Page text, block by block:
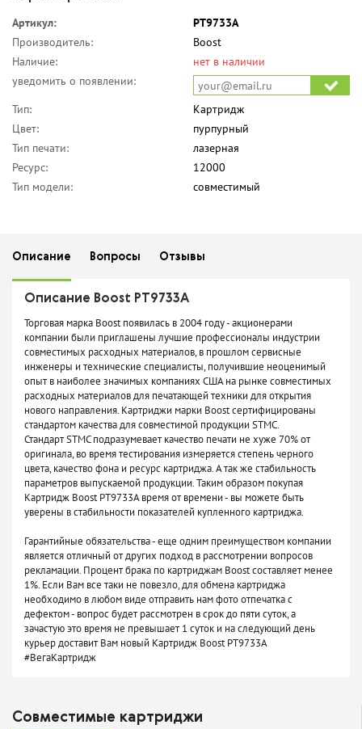
Артикул:
PT9733A
Производитель:
Boost
Наличие:
нет в наличии
уведомить о появлении:
Тип:
Картридж
Цвет:
пурпурный
Тип печати:
лазерная
Ресурс:
12000
Тип модели:
совместимый
Описание Вопросы Отзывы
Описание Boost PT9733A
Торговая марка Boost появилась в 2004 году - акционерами
компании были приглашены лучшие профессионалы индустрии
совместимых расходных материалов, в прошлом сервисные
инженеры и технические специалисты, получившие неоценимый
опыт в наиболее значимых компаниях США на рынке совместимых
расходных материалов для печатающей техники для открытия
нового направления. Картриджи марки Boost сертифицированы
стандартом качества для совместимой продукции STMC.
Стандарт STMC подразумевает качество печати не хуже 70% от
оригинала, во время тестирования измеряется степень черного
цвета, качество фона и ресурс картриджа. А так же стабильность
параметров выпускаемой продукции. Таким образом покупая
Картридж Boost PT9733A время от времени - вы можете быть
уверены в стабильности показателей купленного картриджа.
Гарантийные обязательства - еще одним преимуществом компании
является отличный от других подход в рассмотрении вопросов
рекламации. Процент брака по картриджам Boost составляет менее
1%. Если Вам все таки не повезло, для обмена картриджа
необходимо в любом виде отправить нам фото отпечатка с
дефектом - вопрос будет рассмотрен в срок до пяти суток, а
зачастую это время не превышает 1 суток и на следующий день
курьер доставит Вам новый Картридж Boost PT9733A
#ВегаКартридж
Совместимые картриджи